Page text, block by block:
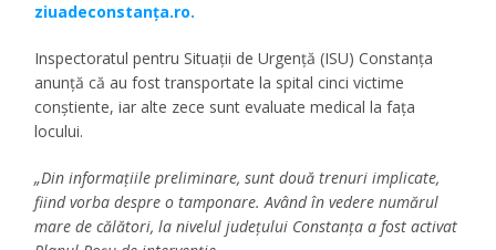
ziuadeconstanța.ro.
Inspectoratul pentru Situații de Urgență (ISU) Constanța
anunță că au fost transportate la spital cinci victime
conștiente, iar alte zece sunt evaluate medical la fața
locului.
„Din informațiile preliminare, sunt două trenuri implicate,
fiind vorba despre o tamponare. Având în vedere numărul
mare de călători, la nivelul județului Constanța a fost activat